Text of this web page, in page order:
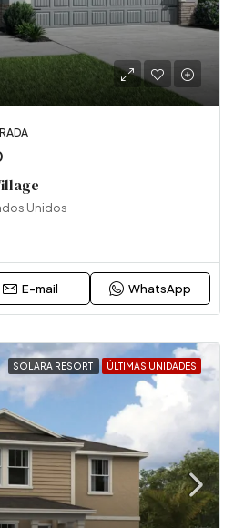
Unidos
E-mail WhatsApp
SOLARA RESORT ÚLTIMAS UNIDADES